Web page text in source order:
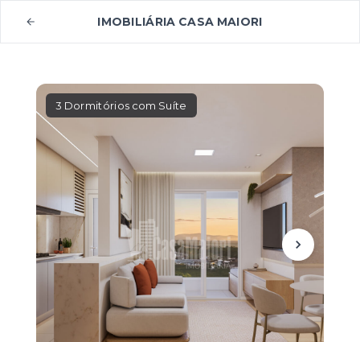
IMOBILIÁRIA CASA MAIORI
3 Dormitórios com Suíte